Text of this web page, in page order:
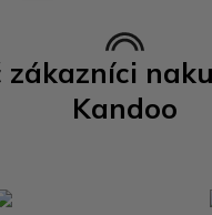
zákazníci
Kandoo